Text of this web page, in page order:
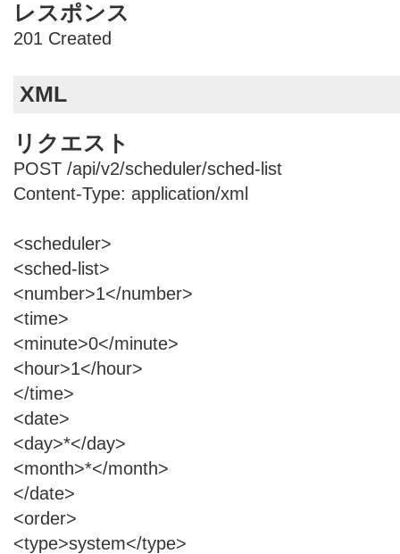
レスポンス
201 Created
XML
リクエスト
POST /api/v2/scheduler/sched-list
Content-Type: application/xml
<scheduler>
<sched-list>
<number>1</number>
<time>
<minute>0</minute>
<hour>1</hour>
</time>
<date>
<day>*</day>
<month>*</month>
</date>
<order>
<type>system</type>